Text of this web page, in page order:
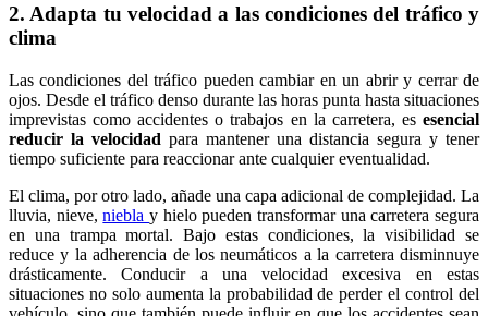
2. Adapta tu velocidad a las condiciones del tráfico y
clima
Las condiciones del tráfico pueden cambiar en un abrir y cerrar de
ojos. Desde el tráfico denso durante las horas punta hasta situaciones
imprevistas como accidentes o trabajos en la carretera, es esencial
reducir la velocidad para mantener una distancia segura y tener
tiempo suficiente para reaccionar ante cualquier eventualidad.
El clima, por otro lado, añade una capa adicional de complejidad. La
lluvia, nieve,nieblay hielo pueden transformar una carretera segura
en una trampa mortal. Bajo estas condiciones, la visibilidad se
reduce y la adherencia de los neumáticos a la carretera disminnuye
drásticamente. Conducir a una velocidad excesiva en estas
situaciones no solo aumenta la probabilidad de perder el control del